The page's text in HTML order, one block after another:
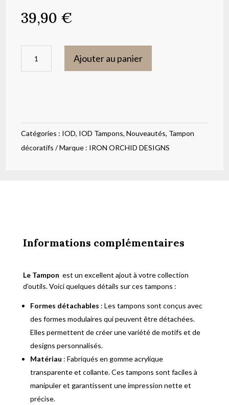
39,90 €
Ajouter au panier
Catégories : IOD, IOD Tampons,Nouveautés, Tampon
décoratifs
Marque : IRON ORCHID DESIGNS
Informations complémentaires
Le Tampon est un excellent ajout à votre collection
d’outils. Voici quelques détails sur ces tampons :
Formes détachables : Les tampons sont conçus avec
des formes modulaires qui peuvent être détachées.
Elles permettent de créer une variété de motifs et de
designs personnalisés.
Matériau : Fabriqués en gomme acrylique
transparente et collante. Ces tampons sont faciles à
manipuler et garantissent une impression nette et
précise.